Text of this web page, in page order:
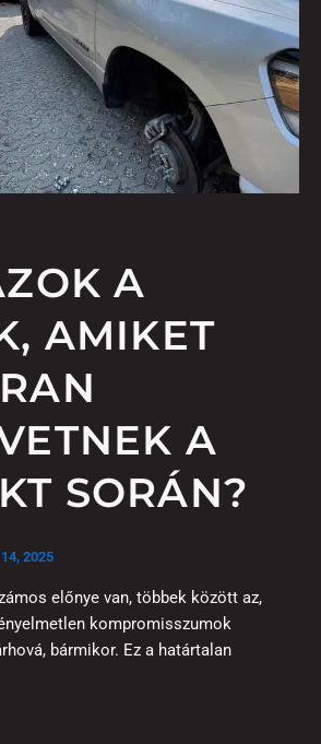
A
AMIKET
A
SORÁN?
2025
előnye van, többek között az,
kompromisszumok
bármikor. Ez a határtalan